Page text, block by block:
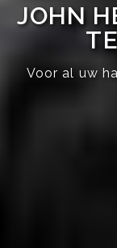
JOHN
Voor al uw